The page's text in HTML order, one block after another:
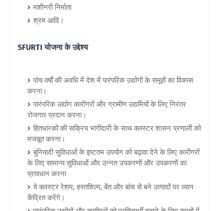
मशीनरी निर्माता
श्रम आदि।
SFURTI योजना के उद्देश्य
पांच वर्षों की अवधि में देश में पारंपरिक उद्योगों के समूहों का विकास
करना।
पारंपरिक उद्योग कारीगरों और ग्रामीण उद्यमियों के लिए निरंतर
रोजगार प्रदान करना।
हितधारकों की सक्रिय भागीदारी के साथ क्लस्टर शासन प्रणाली को
मजबूत करना।
बुनियादी सुविधाओं के इष्टतम उपयोग को बढ़ावा देने के लिए कारीगरों
के लिए सामान्य सुविधाओं और उन्नत उपकरणों और उपकरणों का
प्रावधान करना
ये क्लस्टर रेशम, हस्तशिल्प, बेंत और बांस से बने उत्पादों पर ध्यान
केंद्रित करेंगे।